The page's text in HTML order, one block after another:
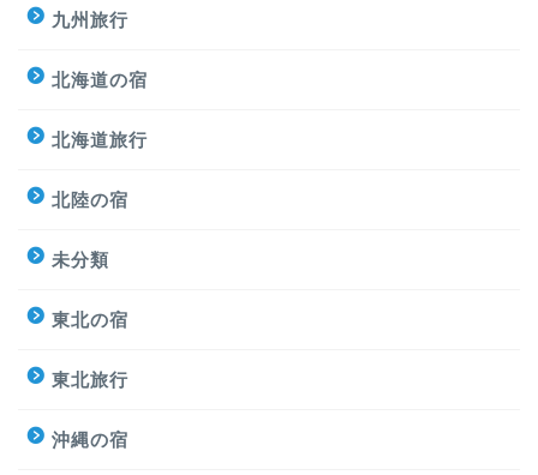
九州旅行
北海道の宿
北海道旅行
北陸の宿
未分類
東北の宿
東北旅行
沖縄の宿